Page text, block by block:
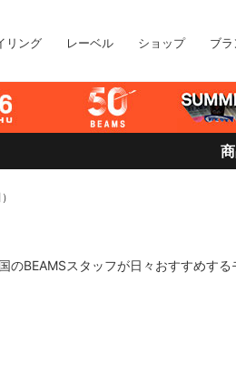
リング レーベル ショップ ブラ
のBEAMSスタッフが日々おすすめす